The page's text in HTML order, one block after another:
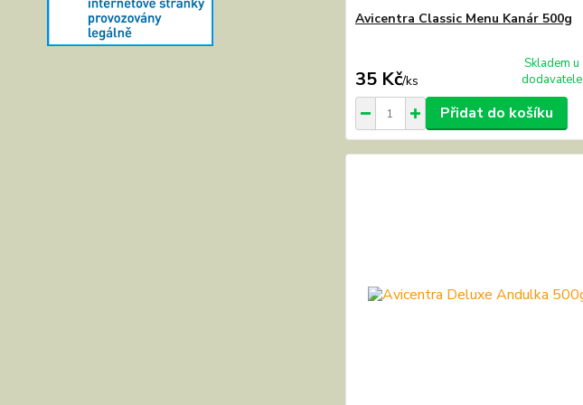
Avicentra Classic Menu Kanár 500g
35 Kč/ks
Skladem u
dodavatele
Přidat do košíku